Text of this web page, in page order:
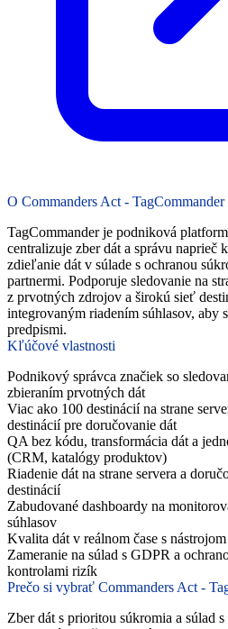
O Commanders Act - TagCommander
TagCommander je podniková
centralizuje zber dát a správu naprieč
zdieľanie dát v súlade s ochranou
partnermi. Podporuje sledovanie na
z prvotných zdrojov a širokú sieť
integrovaným riadením súhlasov, aby
predpismi.
Kľúčové vlastnosti
Podnikový správca značiek so
zbieraním prvotných dát
Viac ako 100 destinácií na strane
destinácií pre doručovanie dát
QA bez kódu, transformácia dát a
(CRM, katalógy produktov)
Riadenie dát na strane servera a
destinácií
Zabudované dashboardy na
súhlasov
Kvalita dát v reálnom čase s
Zameranie na súlad s GDPR a
kontrolami rizík
Prečo si vybrať Commanders Act -
Zber dát s prioritou súkromia a súlad